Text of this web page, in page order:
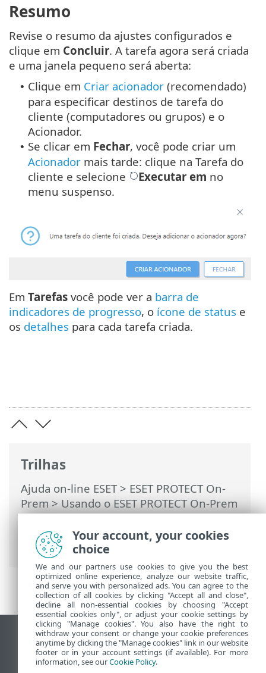
Trilhas
Ajuda on-line ESET> ESET PROTECT On-
Prem>Usando o ESET PROTECT On-Prem
>ESET PROTECT On-Prem Menu principal
Tarefas >Tarefas de cliente>
Atualização de sistema operacional
Resumo
Revise o resumo da ajustes configurados e
clique em Concluir. A tarefa agora será criada
e uma janela pequeno será aberta:
• Clique em Criar acionador (recomendado)
para especificar destinos de tarefa do
cliente (computadores ou grupos) e o
Acionador.
• Se clicar em Fechar, você pode criar um
Acionador mais tarde: clique na Tarefa do
cliente e selecione
Executar em no
menu suspenso.
Em Tarefas você pode ver a barra de
indicadores de progresso, o ícone de status e
os detalhes para cada tarefa criada.
Ver site para desktop
End of Life
Base de conhecimento ESET
Your account, your cookies
choice
We and our partners use cookies to give you the best
optimized online experience, analyze our website traffic,
and serve you with personalized ads. You can agree to the
collection of all cookies by clicking "Accept all and close",
decline all non-essential cookies by choosing "Accept
essential cookies only", or adjust your cookie settings by
clicking "Manage cookies". You also have the right to
withdraw your consent or change your cookie preferences
anytime by clicking the "Manage cookies" link in our website
footer or in your account settings (if available). For more
information, see ourCookie Policy.